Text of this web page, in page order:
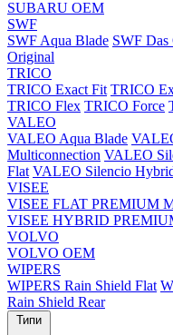
SUBARU OEM
SWF
SWF Aqua Blade SWF Das
Original
TRICO
TRICO Exact Fit TRICO
TRICO Flex TRICO Force
VALEO
VALEO Aqua Blade
Multiconnection VALEO
Flat VALEO Silencio
VISEE
VISEE FLAT PREMIUM
VISEE HYBRID
VOLVO
VOLVO OEM
WIPERS
WIPERS Rain Shield Flat
Rain Shield Rear
Типи